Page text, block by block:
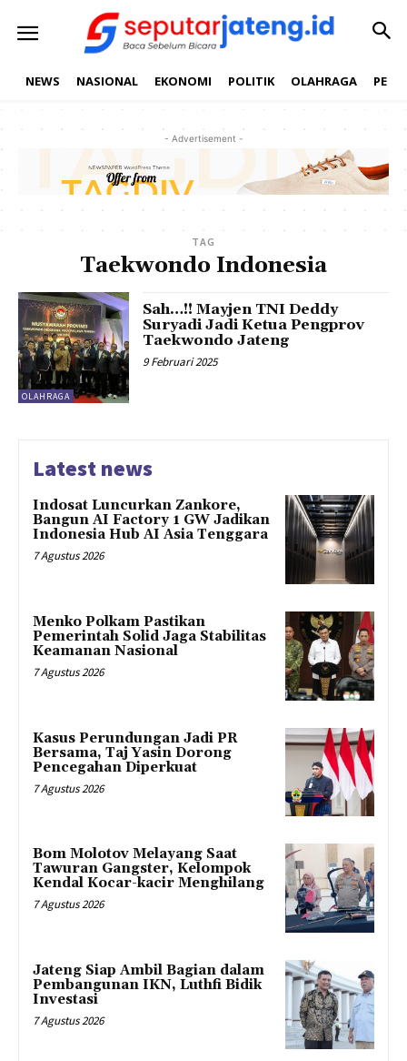
NEWS NASIONAL EKONOMI POLITIK OLAHRAGA
- Advertisement -
TAG
Taekwondo Indonesia
OLAHRAGA
Sah…!! Mayjen TNI Deddy
Suryadi Jadi Ketua Pengprov
Taekwondo Jateng
9 Februari 2025
Latest news
Indosat Luncurkan Zankore,
Bangun AI Factory 1 GW Jadikan
Indonesia Hub AI Asia Tenggara
7 Agustus 2026
Menko Polkam Pastikan
Pemerintah Solid Jaga Stabilitas
Keamanan Nasional
7 Agustus 2026
Kasus Perundungan Jadi PR
Bersama, Taj Yasin Dorong
Pencegahan Diperkuat
7 Agustus 2026
Bom Molotov Melayang Saat
Tawuran Gangster, Kelompok
Kendal Kocar-kacir Menghilang
7 Agustus 2026
Jateng Siap Ambil Bagian dalam
Pembangunan IKN, Luthfi Bidik
Investasi
7 Agustus 2026